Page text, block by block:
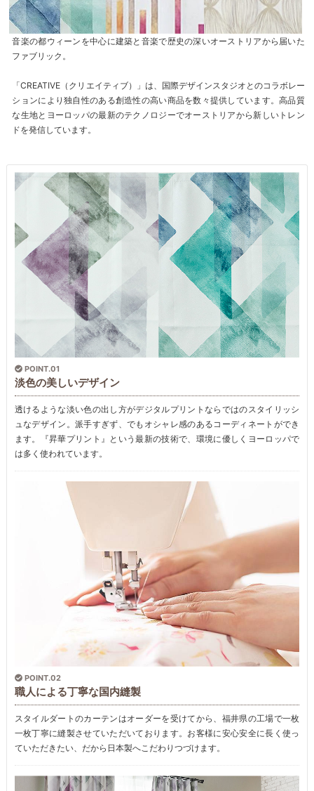
音楽の都ウィーンを中心に建築と音楽で歴史の深いオーストリアから届いた
ファブリック。
「CREATIVE（クリエイティブ）」は、国際デザインスタジオとのコラボレー
ションにより独自性のある創造性の高い商品を数々提供しています。高品質
な生地とヨーロッパの最新のテクノロジーでオーストリアから新しいトレン
ドを発信しています。
POINT.01
淡色の美しいデザイン
透けるような淡い色の出し方がデジタルプリントならではのスタイリッシ
ュなデザイン。派手すぎず、でもオシャレ感のあるコーディネートができ
ます。『昇華プリント』という最新の技術で、環境に優しくヨーロッパで
は多く使われています。
POINT.02
職人による丁寧な国内縫製
スタイルダートのカーテンはオーダーを受けてから、福井県の工場で一枚
一枚丁寧に縫製させていただいております。お客様に安心安全に長く使っ
ていただきたい、だから日本製へこだわりつづけます。